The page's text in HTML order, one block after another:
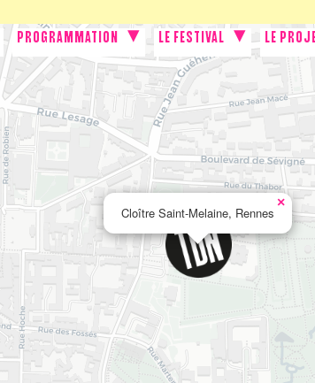
PROGRAMMATION LE FESTIVAL LE
Cloître Saint-Melaine, Rennes
×